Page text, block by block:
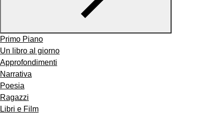
Primo Piano
Un libro al giorno
Approfondimenti
Narrativa
Poesia
Ragazzi
Libri e Film